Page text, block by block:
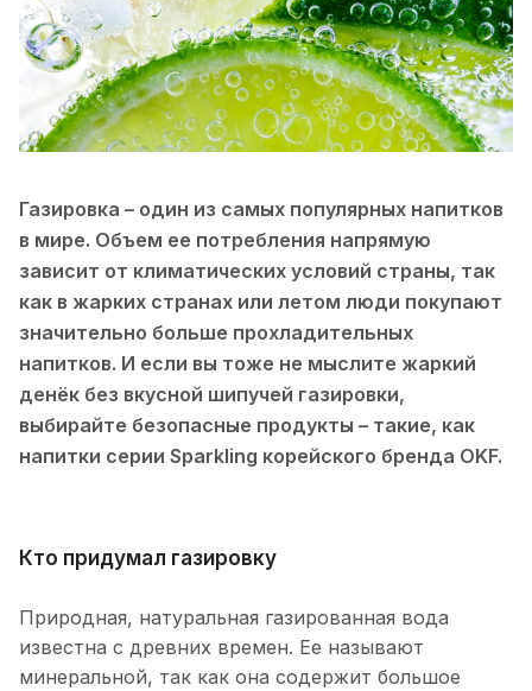
Газировка – один из самых популярных напитков
в мире. Объем ее потребления напрямую
зависит от климатических условий страны, так
как в жарких странах или летом люди покупают
значительно больше прохладительных
напитков. И если вы тоже не мыслите жаркий
денёк без вкусной шипучей газировки,
выбирайте безопасные продукты – такие, как
напитки серии Sparkling корейского бренда OKF.
Кто придумал газировку
Природная, натуральная газированная вода
известна с древних времен. Ее называют
минеральной, так как она содержит большое